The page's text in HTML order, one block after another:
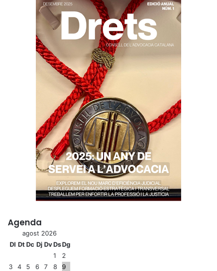
Agenda
agost 2026
Dl DtDc Dj DvDsDg
1
2
3
4 5 6 7 8
9